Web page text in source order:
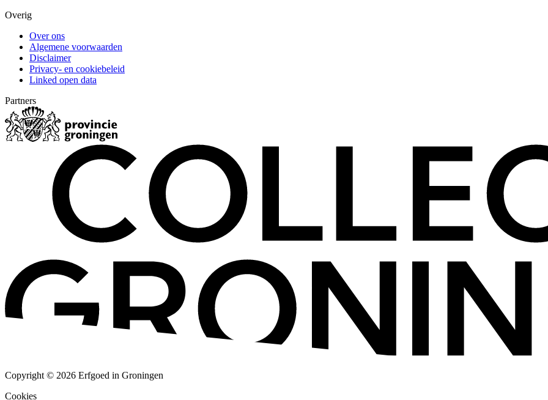
Overig
Over ons
Algemene voorwaarden
Disclaimer
Privacy- en cookiebeleid
Linked open data
Partners
Copyright © 2026 Erfgoed in Groningen
Cookies